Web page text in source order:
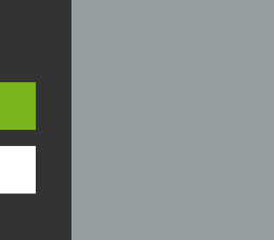
2024
2023